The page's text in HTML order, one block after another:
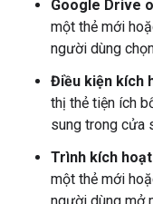
Google Drive
một thẻ mới
người dùng
Điều kiện kích
thị thẻ tiện ích
sung trong cửa
Trình kích
một thẻ mới